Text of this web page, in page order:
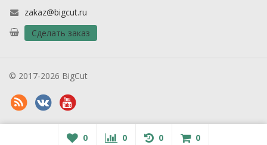
zakaz@bigcut.ru
Сделать заказ
© 2017-2026 BigCut
0 0 0 0